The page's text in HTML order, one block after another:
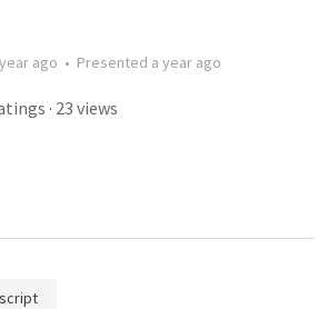
ago • Presented a year ago
· 23 views